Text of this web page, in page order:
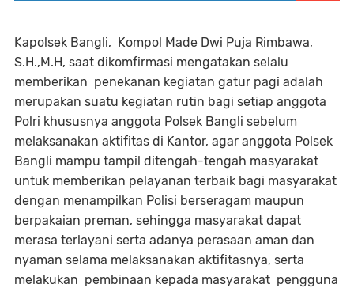
Kapolsek Bangli, Kompol Made Dwi Puja Rimbawa,
S.H.,M.H, saat dikomfirmasi mengatakan selalu
memberikan penekanan kegiatan gatur pagi adalah
merupakan suatu kegiatan rutin bagi setiap anggota
Polri khususnya anggota Polsek Bangli sebelum
melaksanakan aktifitas di Kantor, agar anggota Polsek
Bangli mampu tampil ditengah-tengah masyarakat
untuk memberikan pelayanan terbaik bagi masyarakat
dengan menampilkan Polisi berseragam maupun
berpakaian preman, sehingga masyarakat dapat
merasa terlayani serta adanya perasaan aman dan
nyaman selama melaksanakan aktifitasnya, serta
melakukan pembinaan kepada masyarakat pengguna